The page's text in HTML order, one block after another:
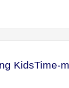
KidsTime-